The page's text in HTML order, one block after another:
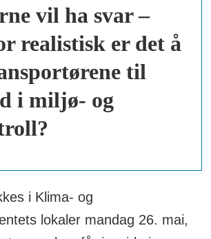
vil ha svar –
realistisk er det å
til
i miljø- og
i Klima- og
lokaler mandag 26. mai,